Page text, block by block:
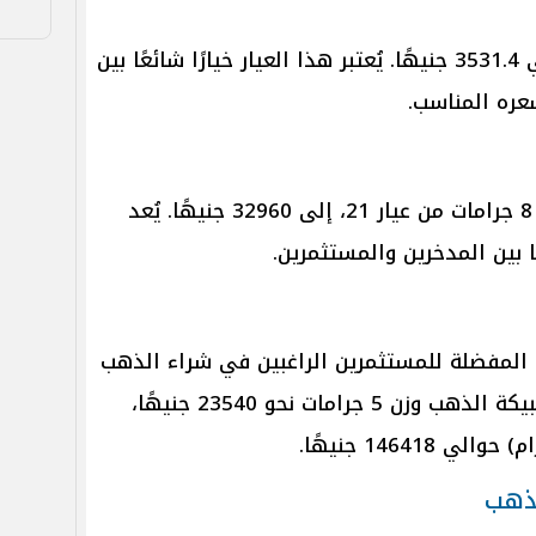
بلغ سعر جرام الذهب عيار 18 حوالي 3531.4 جنيهًا. يُعتبر هذا العيار خيارًا شائعًا بين
المناسب.
وصل سعر الجنيه الذهب، الذي يزن 8 جرامات من عيار 21، إلى 32960 جنيهًا. يُعد
بين المدخرين والمستثمرين.
المفضلة للمستثمرين الراغبين في شراء الذهب
بكميات كبيرة. وقد حققت أسعار سبيكة الذهب وزن 5 جرامات نحو 23540 جنيهًا،